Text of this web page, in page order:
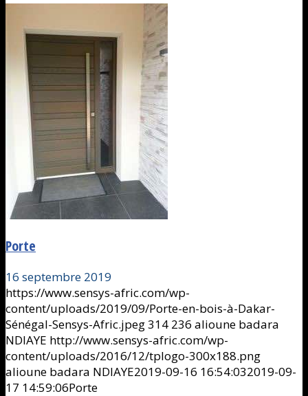
Porte
16 septembre 2019
https://www.sensys-afric.com/wp-
content/uploads/2019/09/Porte-en-bois-à-Dakar-
Sénégal-Sensys-Afric.jpeg314 236 alioune badara
NDIAYE http://www.sensys-afric.com/wp-
content/uploads/2016/12/tplogo-300x188.png
alioune badara NDIAYE2019-09-16 16:54:032019-09-
17 14:59:06Porte